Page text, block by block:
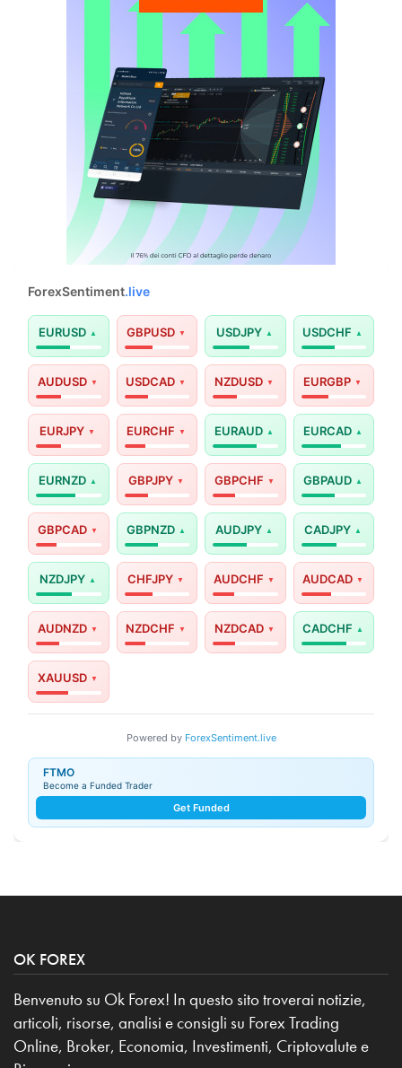
ForexSentiment.live
EURUSD GBPUSD USDJPY USDCHF
AUDUSD USDCAD NZDUSD EURGBP
EURJPY EURCHF EURAUD EURCAD
EURNZD GBPJPY GBPCHF GBPAUD
GBPCAD GBPNZD AUDJPY CADJPY
NZDJPY CHFJPY AUDCHF AUDCAD
AUDNZD NZDCHF NZDCAD CADCHF
XAUUSD
Powered by ForexSentiment.live
FTMO
Become a Funded Trader
Get Funded
OK FOREX
Benvenuto su Ok Forex! In questo sito troverai notizie,
articoli, risorse, analisi e consigli su Forex Trading
Online, Broker, Economia, Investimenti, Criptovalute e